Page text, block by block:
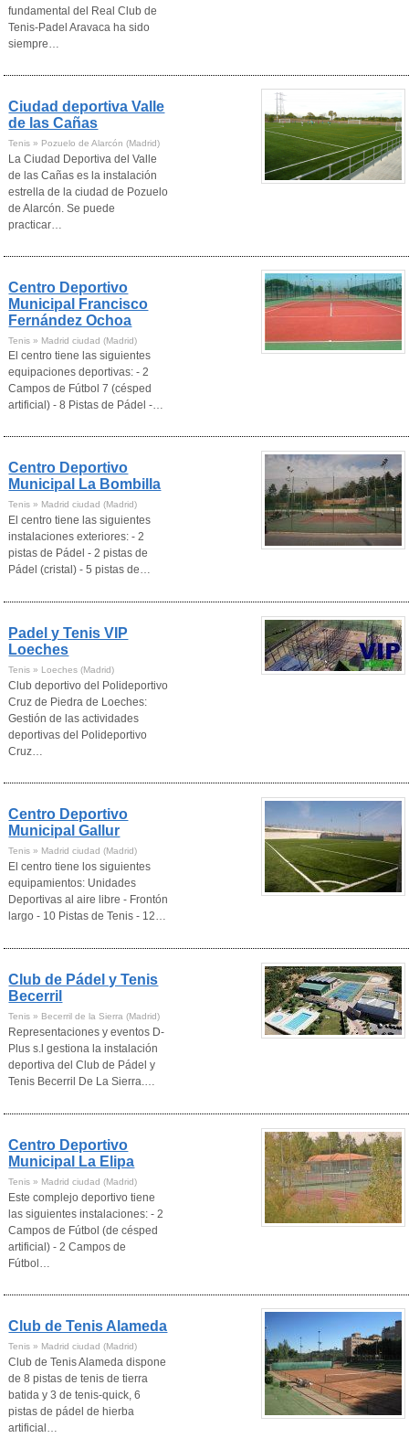
fundamental del Real Club de
Tenis-Padel Aravaca ha sido
siempre…
Ciudad deportiva Valle
de las Cañas
Tenis » Pozuelo de Alarcón (Madrid)
La Ciudad Deportiva del Valle
de las Cañas es la instalación
estrella de la ciudad de Pozuelo
de Alarcón. Se puede
practicar…
Centro Deportivo
Municipal Francisco
Fernández Ochoa
Tenis » Madrid ciudad (Madrid)
El centro tiene las siguientes
equipaciones deportivas: - 2
Campos de Fútbol 7 (césped
artificial) - 8 Pistas de Pádel -…
Centro Deportivo
Municipal La Bombilla
Tenis » Madrid ciudad (Madrid)
El centro tiene las siguientes
instalaciones exteriores: - 2
pistas de Pádel - 2 pistas de
Pádel (cristal) - 5 pistas de…
Padel y Tenis VIP
Loeches
Tenis » Loeches (Madrid)
Club deportivo del Polideportivo
Cruz de Piedra de Loeches:
Gestión de las actividades
deportivas del Polideportivo
Cruz…
Centro Deportivo
Municipal Gallur
Tenis » Madrid ciudad (Madrid)
El centro tiene los siguientes
equipamientos: Unidades
Deportivas al aire libre - Frontón
largo - 10 Pistas de Tenis - 12…
Club de Pádel y Tenis
Becerril
Tenis » Becerril de la Sierra (Madrid)
Representaciones y eventos D-
Plus s.l gestiona la instalación
deportiva del Club de Pádel y
Tenis Becerril De La Sierra.…
Centro Deportivo
Municipal La Elipa
Tenis » Madrid ciudad (Madrid)
Este complejo deportivo tiene
las siguientes instalaciones: - 2
Campos de Fútbol (de césped
artificial) - 2 Campos de
Fútbol…
Club de Tenis Alameda
Tenis » Madrid ciudad (Madrid)
Club de Tenis Alameda dispone
de 8 pistas de tenis de tierra
batida y 3 de tenis-quick, 6
pistas de pádel de hierba
artificial…